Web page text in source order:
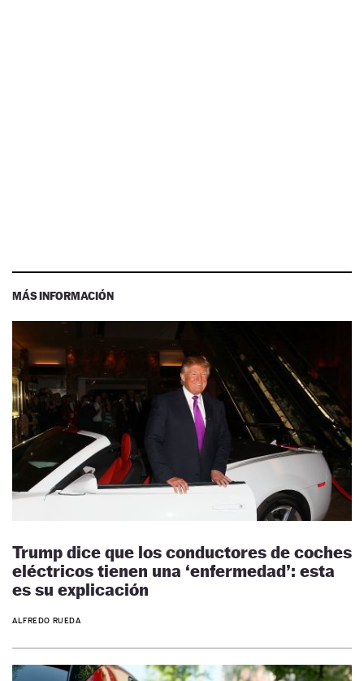
MÁS INFORMACIÓN
Trump dice que los conductores de coches
eléctricos tienen una ‘enfermedad’: esta
es su explicación
ALFREDO RUEDA